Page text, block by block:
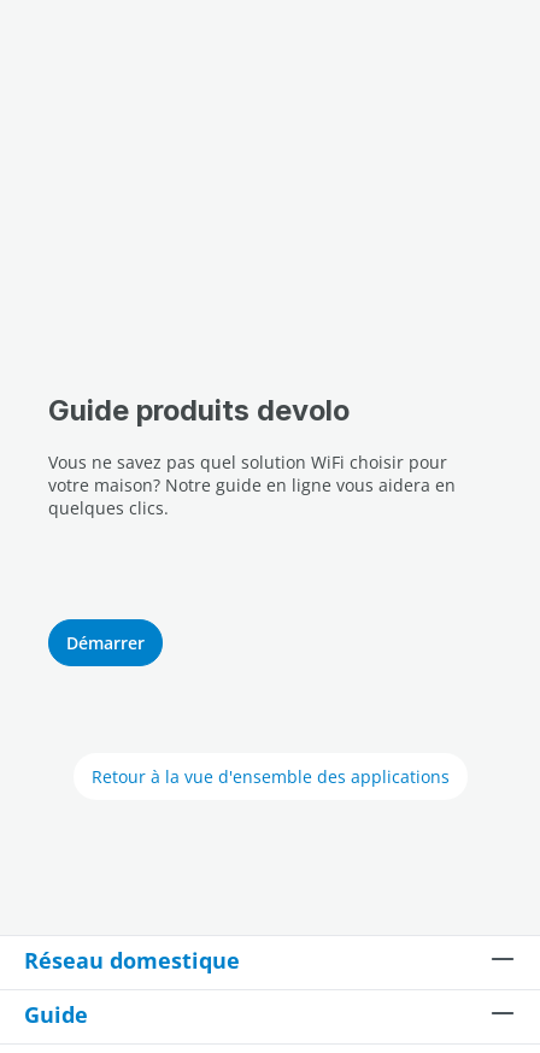
Guide produits devolo
Vous ne savez pas quel solution WiFi choisir pour
votre maison? Notre guide en ligne vous aidera en
quelques clics.
Démarrer
Retour à la vue d'ensemble des applications
Réseau domestique
Guide